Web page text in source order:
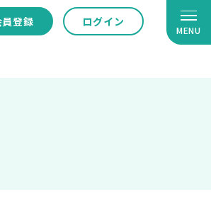
MENU
員登録
ログイン